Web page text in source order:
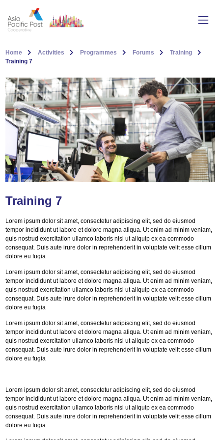
Home Activities Programmes Forums
Training
Training 7
Training 7
Lorem ipsum dolor sit amet, consectetur adipiscing elit, sed do eiusmod
tempor incididunt ut labore et dolore magna aliqua. Ut enim ad minim veniam,
quis nostrud exercitation ullamco laboris nisi ut aliquip ex ea commodo
consequat. Duis aute irure dolor in reprehenderit in voluptate velit esse cillum
dolore eu fugia
Lorem ipsum dolor sit amet, consectetur adipiscing elit, sed do eiusmod
tempor incididunt ut labore et dolore magna aliqua. Ut enim ad minim veniam,
quis nostrud exercitation ullamco laboris nisi ut aliquip ex ea commodo
consequat. Duis aute irure dolor in reprehenderit in voluptate velit esse cillum
dolore eu fugia
Lorem ipsum dolor sit amet, consectetur adipiscing elit, sed do eiusmod
tempor incididunt ut labore et dolore magna aliqua. Ut enim ad minim veniam,
quis nostrud exercitation ullamco laboris nisi ut aliquip ex ea commodo
consequat. Duis aute irure dolor in reprehenderit in voluptate velit esse cillum
dolore eu fugia
Lorem ipsum dolor sit amet, consectetur adipiscing elit, sed do eiusmod
tempor incididunt ut labore et dolore magna aliqua. Ut enim ad minim veniam,
quis nostrud exercitation ullamco laboris nisi ut aliquip ex ea commodo
consequat. Duis aute irure dolor in reprehenderit in voluptate velit esse cillum
dolore eu fugia